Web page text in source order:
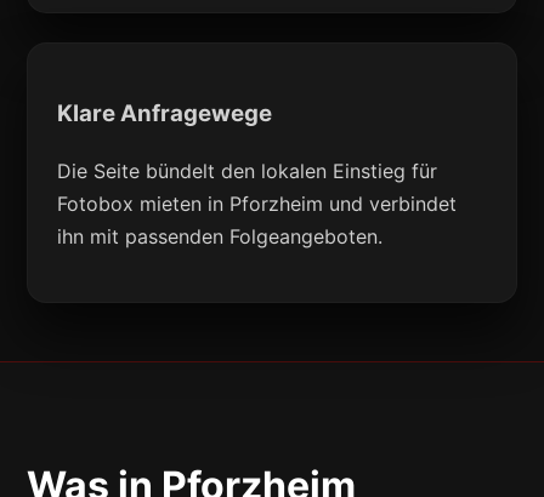
Klare Anfragewege
Die Seite bündelt den lokalen Einstieg für
Fotobox mieten in Pforzheim und verbindet
ihn mit passenden Folgeangeboten.
Was in Pforzheim